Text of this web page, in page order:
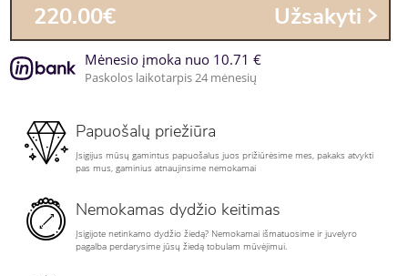
220.00€ Užsakyti
Mėnesio įmoka nuo 10.71 €
Paskolos laikotarpis 24 mėnesių
Papuošalų priežiūra
Įsigijus mūsų gamintus papuošalus juos prižiūrėsime mes, pakaks atvykti
pas mus, gaminius atnaujinsime nemokamai
Nemokamas dydžio keitimas
Įsigijote netinkamo dydžio žiedą? Nemokamai išmatuosime ir juvelyro
pagalba perdarysime jūsų žiedą tobulam mūvėjimui.